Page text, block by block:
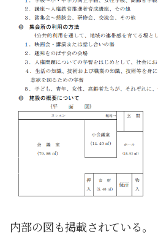
内部の図も掲載されている。